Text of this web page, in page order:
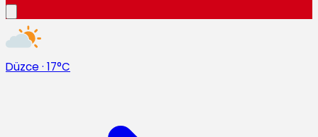
Düzce · 17°C